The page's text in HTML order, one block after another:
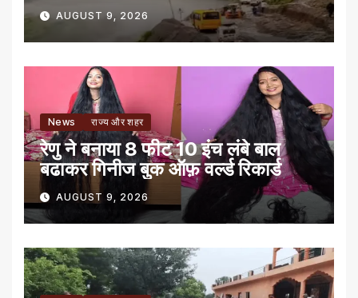
AUGUST 9, 2026
News राज्य और शहर
रेणु ने बनाया 8 फीट 10 इंच लंबे बाल
बढाकर गिनीज बुक ऑफ़ वर्ल्ड रिकार्ड
AUGUST 9, 2026